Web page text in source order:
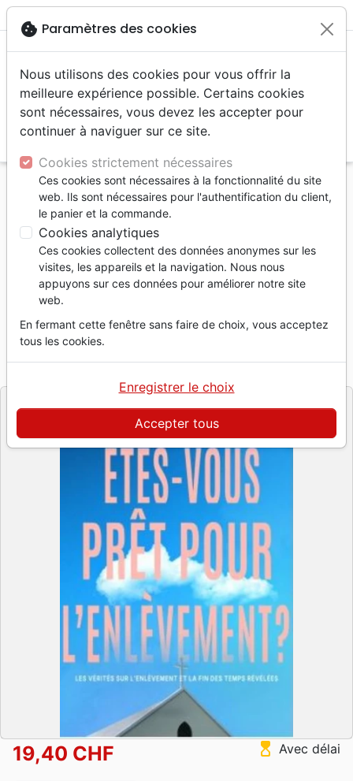
menu
Accueil Livres
Israël, Messianique
Êtes-vous prêt pour l'enlèvement? - Les vérités sur
l'enlèvement et la fin de temps
Êtes-vous prêt poour l'enlèvement?
Les vérités sur l'enlèvement et la fin des
temps révélées
Joseph Prince
19,40 CHF hourglass_top Avec délai
cookie Paramètres des cookies
Nous utilisons des cookies pour vous offrir la
meilleure expérience possible. Certains cookies
sont nécessaires, vous devez les accepter pour
continuer à naviguer sur ce site.
Cookies strictement nécessaires
Ces cookies sont nécessaires à la fonctionnalité du site
web. Ils sont nécessaires pour l'authentification du client,
le panier et la commande.
Cookies analytiques
Ces cookies collectent des données anonymes sur les
visites, les appareils et la navigation. Nous nous
appuyons sur ces données pour améliorer notre site
web.
En fermant cette fenêtre sans faire de choix, vous acceptez
tous les cookies.
Accepter tous
Enregistrer le choix